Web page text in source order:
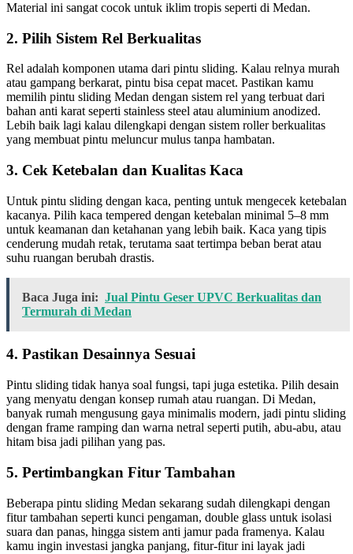
Material ini sangat cocok untuk iklim tropis seperti di Medan.
2. Pilih Sistem Rel Berkualitas
Rel adalah komponen utama dari pintu sliding. Kalau relnya murah
atau gampang berkarat, pintu bisa cepat macet. Pastikan kamu
memilih pintu sliding Medan dengan sistem rel yang terbuat dari
bahan anti karat seperti stainless steel atau aluminium anodized.
Lebih baik lagi kalau dilengkapi dengan sistem roller berkualitas
yang membuat pintu meluncur mulus tanpa hambatan.
3. Cek Ketebalan dan Kualitas Kaca
Untuk pintu sliding dengan kaca, penting untuk mengecek ketebalan
kacanya. Pilih kaca tempered dengan ketebalan minimal 5–8 mm
untuk keamanan dan ketahanan yang lebih baik. Kaca yang tipis
cenderung mudah retak, terutama saat tertimpa beban berat atau
suhu ruangan berubah drastis.
Baca Juga ini: Jual Pintu Geser UPVC Berkualitas dan
Termurah di Medan
4. Pastikan Desainnya Sesuai
Pintu sliding tidak hanya soal fungsi, tapi juga estetika. Pilih desain
yang menyatu dengan konsep rumah atau ruangan. Di Medan,
banyak rumah mengusung gaya minimalis modern, jadi pintu sliding
dengan frame ramping dan warna netral seperti putih, abu-abu, atau
hitam bisa jadi pilihan yang pas.
5. Pertimbangkan Fitur Tambahan
Beberapa pintu sliding Medan sekarang sudah dilengkapi dengan
fitur tambahan seperti kunci pengaman, double glass untuk isolasi
suara dan panas, hingga sistem anti jamur pada framenya. Kalau
kamu ingin investasi jangka panjang, fitur-fitur ini layak jadi